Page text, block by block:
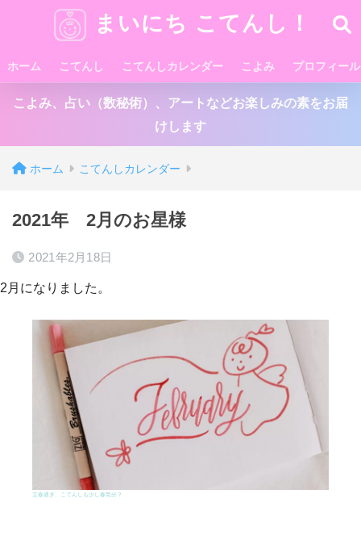
まいにち こてんし！
ホーム こてんし こてんしカレンダー こよみ プロフィール
こよみ、占い（数秘術）、アートなどお楽しみの素をお届
けします
ホーム こてんしカレンダー
2021年 2月のお星様
2021年2月18日
2月になりました。
立春過ぎ、こてんしも少し春気分？